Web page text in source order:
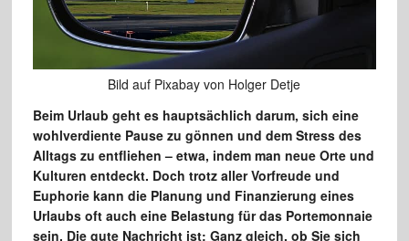
Bild auf Pixabay von Holger Detje
Beim Urlaub geht es hauptsächlich darum, sich eine
wohlverdiente Pause zu gönnen und dem Stress des
Alltags zu entfliehen – etwa, indem man neue Orte und
Kulturen entdeckt. Doch trotz aller Vorfreude und
Euphorie kann die Planung und Finanzierung eines
Urlaubs oft auch eine Belastung für das Portemonnaie
sein. Die gute Nachricht ist: Ganz gleich, ob Sie sich